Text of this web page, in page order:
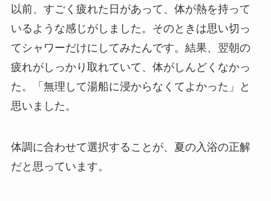
以前、すごく疲れた日があって、体が熱を持って
いるような感じがしました。そのときは思い切っ
てシャワーだけにしてみたんです。結果、翌朝の
疲れがしっかり取れていて、体がしんどくなかっ
た。「無理して湯船に浸からなくてよかった」と
思いました。
体調に合わせて選択することが、夏の入浴の正解
だと思っています。